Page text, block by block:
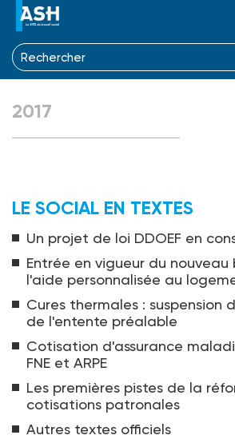
2017
LE SOCIAL EN TEXTES
Un projet de loi DDOEF en
Entrée en vigueur du
l'aide personnalisée au
Cures thermales : suspension
de l'entente préalable
Cotisation d'assurance
FNE et ARPE
Les premières pistes de la
cotisations patronales
Autres textes officiels